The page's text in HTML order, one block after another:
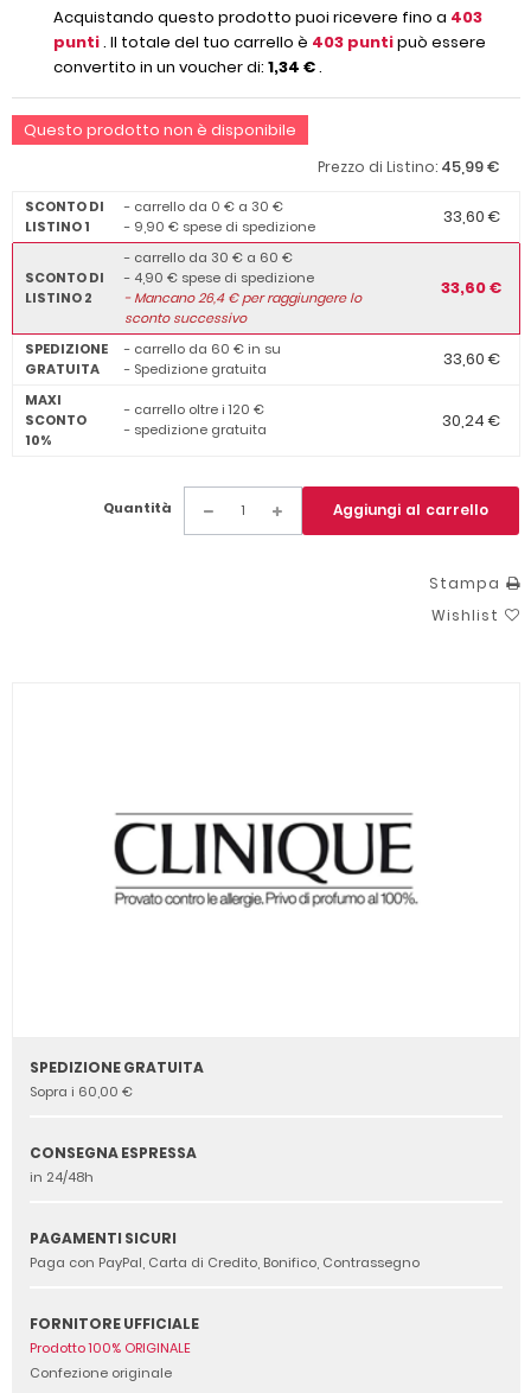
Acquistando questo prodotto puoi ricevere fino a 403
punti. Il totale del tuo carrello è 403 puntipuò essere
convertito in un voucher di: 1,34 €.
Questo prodotto non è disponibile
Prezzo di Listino: 45,99 €
SCONTO DI
LISTINO 1
- carrello da 0 € a 30 €
- 9,90 € spese di spedizione
33,60 €
SCONTO DI
LISTINO 2
- carrello da 30 € a 60 €
- 4,90 € spese di spedizione
-Mancano26,4€ per raggiungere lo
sconto successivo
33,60 €
SPEDIZIONE
GRATUITA
- carrello da 60 € in su
- Spedizione gratuita
33,60 €
MAXI
SCONTO
10%
- carrello oltre i 120 €
- spedizione gratuita
30,24 €
Quantità Aggiungi al carrello
Stampa
Wishlist
SPEDIZIONE GRATUITA
Sopra i 60,00 €
CONSEGNA ESPRESSA
in 24/48h
PAGAMENTI SICURI
Paga con PayPal, Carta di Credito, Bonifico, Contrassegno
FORNITORE UFFICIALE
Prodotto 100% ORIGINALE
Confezione originale